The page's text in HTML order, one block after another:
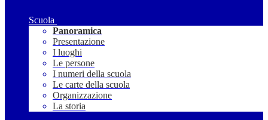
Scuola
Panoramica
Presentazione
I luoghi
Le persone
I numeri della scuola
Le carte della scuola
Organizzazione
La storia